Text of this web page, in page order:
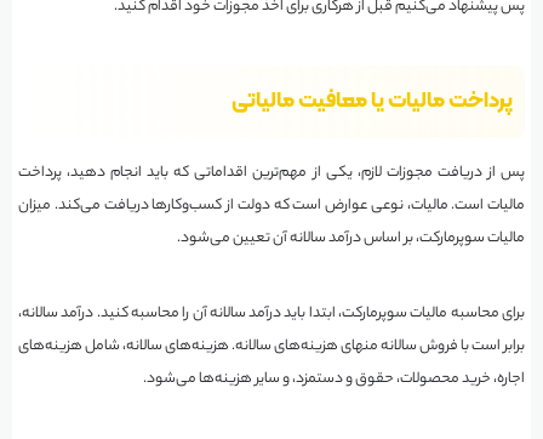
پس پیشنهاد می‌کنیم قبل از هرکاری برای اخذ مجوزات خود اقدام کنید.
پرداخت مالیات یا معافیت مالیاتی
پس از دریافت مجوزات لازم، یکی از مهم‌ترین اقداماتی که باید انجام دهید، پرداخت
مالیات است. مالیات، نوعی عوارض است که دولت از کسب‌وکارها دریافت می‌کند. میزان
مالیات سوپرمارکت، بر اساس درآمد سالانه آن تعیین می‌شود.
برای محاسبه مالیات سوپرمارکت، ابتدا باید درآمد سالانه آن را محاسبه کنید. درآمد سالانه،
برابر است با فروش سالانه منهای هزینه‌های سالانه. هزینه‌های سالانه، شامل هزینه‌های
اجاره، خرید محصولات، حقوق و دستمزد، و سایر هزینه‌ها می‌شود.